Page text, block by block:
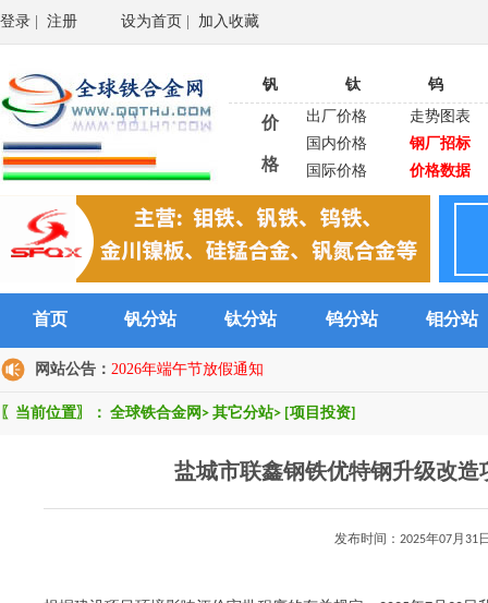
登录 注册 设为首页 加入收藏
钒 钛 钨
价
格
出厂价格
走势图表
国内价格
钢厂招标
国际价格
价格数据
首页 钒分站 钛分站 钨分站 钼分站
网站公告： 2026年端午节放假通知
〖当前位置〗： 全球铁合金网 > 其它分站> [项目投资]
盐城市联鑫钢铁优特钢升级改
发布时间：2025年07月